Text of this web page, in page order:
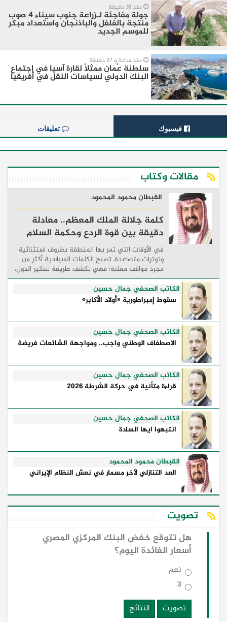
منذ 38 دقيقة
جولة مفاجئة لـزراعة جنوب سيناء 4 صوب
منتجة بالفلفل والباذنجان واستعداد مبكر
للموسم الجديد
منذ ساعة و 27 دقيقة
سلطنة عُمان ممثلًا لقارة آسيا في اجتماع
البنك الدولي لسياسات النقل في أفريقيا
فيسبوك تعليقات
مقالات وكتاب
القبطان محمود المحمود
كلمة جلالة الملك المعظم.. معادلة
دقيقة بين قوة الردع وحكمة السلام
في الأوقات التي تمر بها المنطقة بظروف استثنائية
وتوترات متصاعدة، تصبح الكلمات السياسية أكثر من
مجرد مواقف معلنة؛ فهي تكشف طريقة تفكير الدول،
وكيفية إدارتها للأزمات، والحدود التي تفصل بين القوة
...
الكاتب الصحفي جمال حسين
سقوط إمبراطورية «أولاد الأكابر»
الكاتب الصحفي جمال حسين
الاصطفاف الوطني واجب.. ومواجهة الشائعات فريضة
الكاتب الصحفي جمال حسين
قراءة متأنية في حركة الشرطة 2026
الكاتب الصحفي جمال حسين
انتبهوا ايها السادة
القبطان محمود المحمود
العد التنازلي لآخر مسمار في نعش النظام الإيراني
تصويت
هل تتوقع خفض البنك المركزي المصري
أسعار الفائدة اليوم؟
نعم
لا
تصويت
النتائج